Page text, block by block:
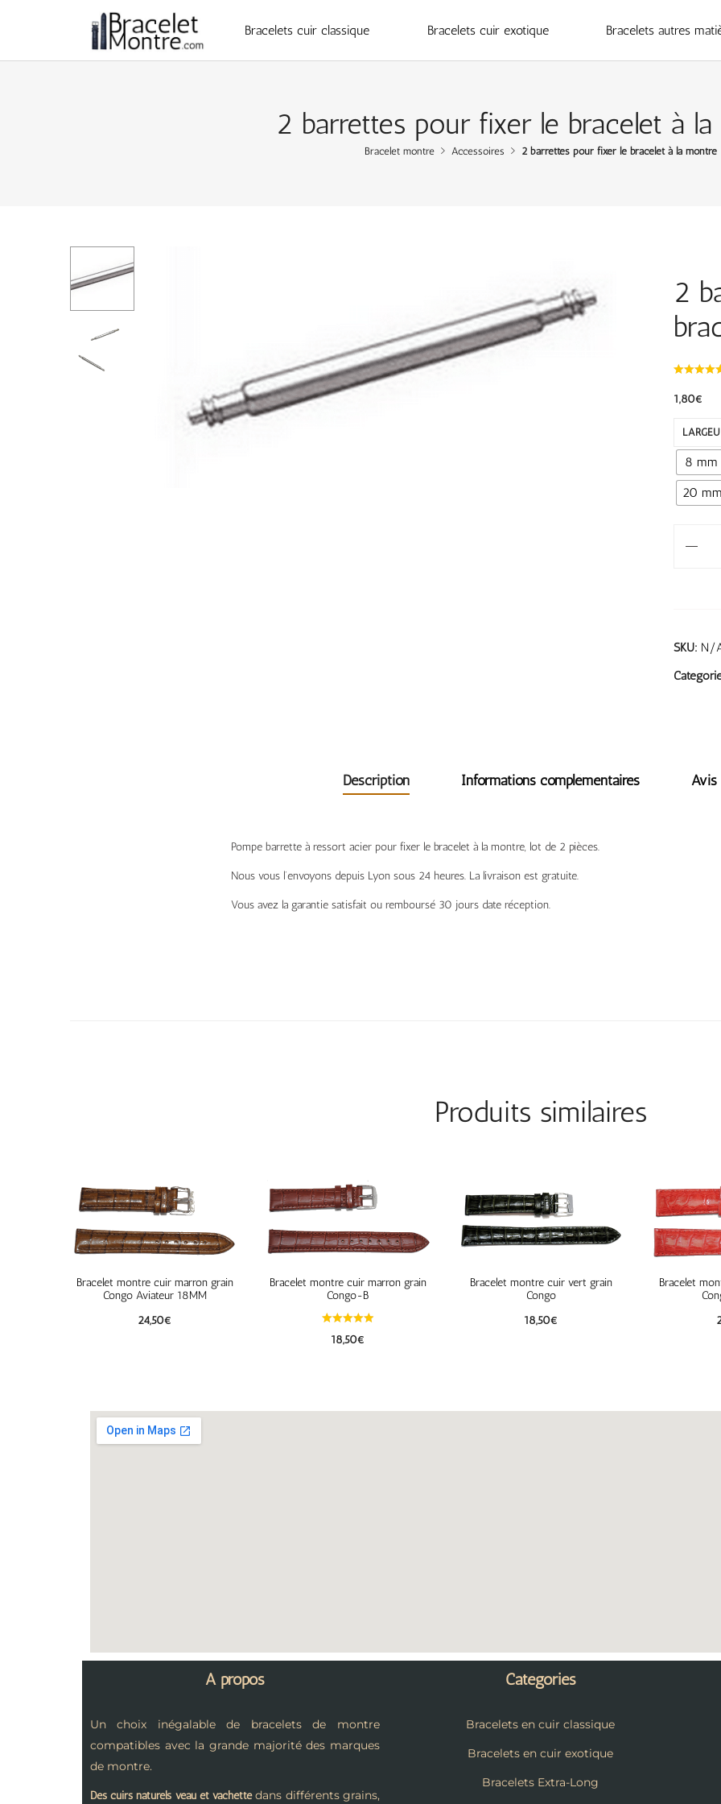
Bracelets cuir classique Bracelets cuir exotique Bracelets autres
2 barrettes pour fixer le bracelet à
Bracelet montre Accessoires 2 barrettes pour fixer le bracelet à la montre
2
1,80€
8 mm
20
SKU: N/
Description Informations complémentaires Avis
Pompe barrette à ressort acier pour fixer le bracelet à la montre, lot de 2 pièces.
Nous vous l’envoyons depuis Lyon sous 24 heures. La livraison est gratuite.
Vous avez la garantie satisfait ou remboursé 30 jours date réception.
Produits similaires
Bracelet montre cuir marron grain
Congo Aviateur 18MM
24,50€
Bracelet montre cuir marron grain
Congo-B
18,50€
Bracelet montre cuir vert grain
Congo
18,50€
Bracelet
A propos
Un choix inégalable de bracelets de montre
compatibles avec la grande majorité des marques
de montre.
Des cuirs naturels veau et vachettedans différents grains,
Catégories
Bracelets en cuir classique
Bracelets en cuir exotique
Bracelets Extra-Long